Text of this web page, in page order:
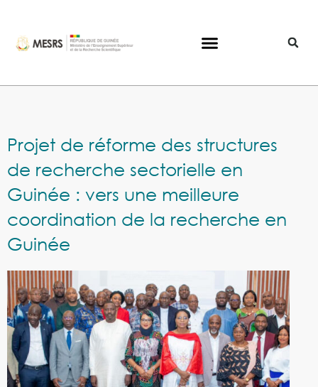
Projet de réforme des structures
de recherche sectorielle en
Guinée : vers une meilleure
coordination de la recherche en
Guinée